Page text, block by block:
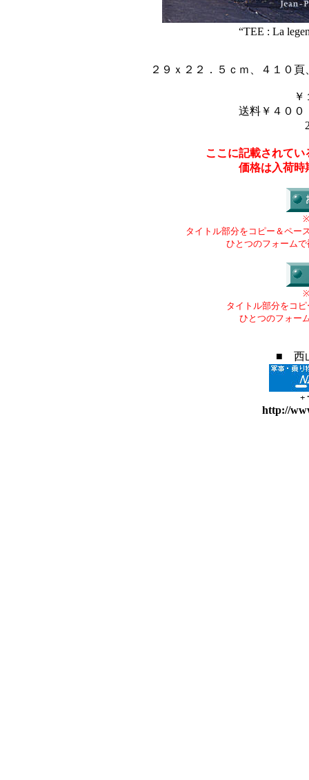
“TEE : La
２９ｘ２２．５ｃｍ、４１０
送料￥４００
ここに記載されて
価格は入荷時
タイトル部分をコピー＆ペー
ひとつのフォーム
タイトル部分をコ
ひとつのフォー
■ 西
+
http://